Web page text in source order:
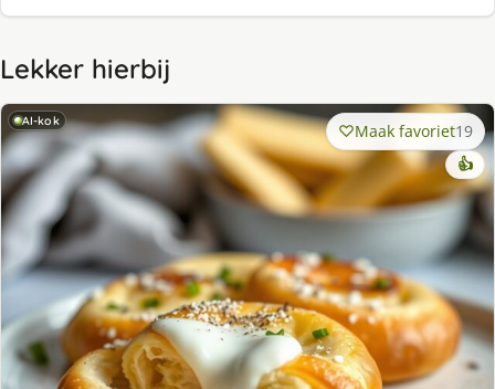
Lekker hierbij
AI-kok Maak favoriet19
👍